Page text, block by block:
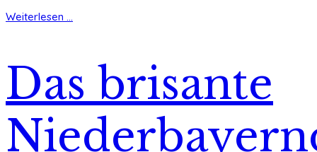
Weiterlesen ...
Das brisante